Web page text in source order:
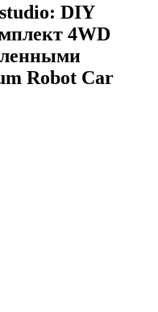
DIY
4WD
Robot Car